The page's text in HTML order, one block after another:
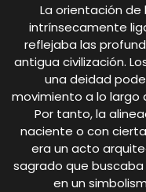
La orientación
intrínsecamente
reflejaba las
antigua civilización.
una deidad
movimiento a lo largo
Por tanto, la
naciente o con
era un acto
sagrado que
en un